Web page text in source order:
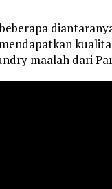
maalah dari